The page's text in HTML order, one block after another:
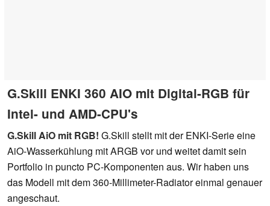
G.Skill ENKI 360 AIO mit Digital-RGB für
Intel- und AMD-CPU's
G.Skill AiO mit RGB! G.Skill stellt mit der ENKI-Serie eine
AiO-Wasserkühlung mit ARGB vor und weitet damit sein
Portfolio in puncto PC-Komponenten aus. Wir haben uns
das Modell mit dem 360-Millimeter-Radiator einmal genauer
angeschaut.